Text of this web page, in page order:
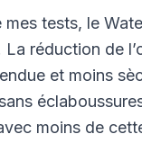
mes tests, le
La réduction de
et moins
moins de